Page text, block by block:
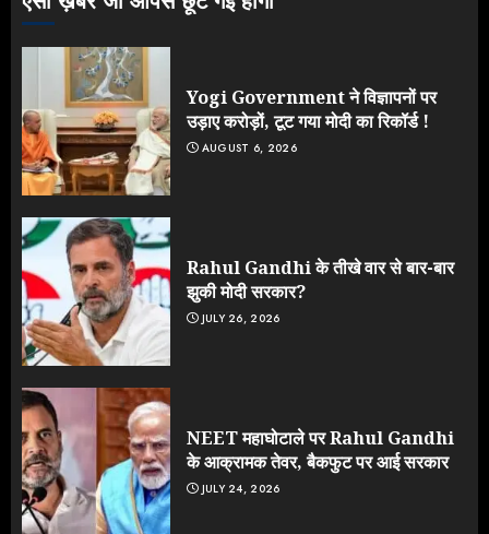
Yogi Government ने विज्ञापनों पर
उड़ाए करोड़ों, टूट गया मोदी का रिकॉर्ड !
AUGUST 6, 2026
Rahul Gandhi के तीखे वार से बार-बार
झुकी मोदी सरकार?
JULY 26, 2026
NEET महाघोटाले पर Rahul Gandhi
के आक्रामक तेवर, बैकफुट पर आई सरकार
JULY 24, 2026